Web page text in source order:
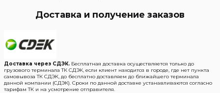
Доставка и получение заказов
Доставка через СДЭК. Бесплатная доставка осуществляется только до
грузового терминала ТК СДЭК, если клиент находится в городе, где нет пункта
самовывоза ТК СДЭК, до бесплатно доставляем до ближайшего терминала
данной компании (СДЭК). Сроки по данной доставке устанавливаются согласно
тарифам ТК и на усмотрение отправителя.